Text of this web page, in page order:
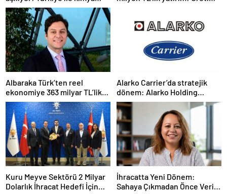
ticaretinde yeni dönem
Albaraka Türk’ten reel
ekonomiye 363 milyar TL’lik
finansman desteği
Alarko Carrier’da stratejik
dönem: Alarko Holding
ortaklık yapısını değiştiriyor
Kuru Meyve Sektörü 2 Milyar
Dolarlık İhracat Hedefi İçin
İhracatta Yeni Dönem:
Sahaya Çıkmadan Önce Veriyi